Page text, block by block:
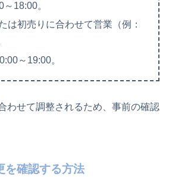
～18:00。
は初売りに合わせて営業（例：
～19:00。
わせて調整されるため、事前の確認
確認する方法